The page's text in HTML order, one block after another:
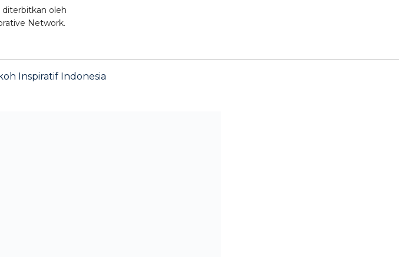
oleh
Network.
Inspiratif Indonesia